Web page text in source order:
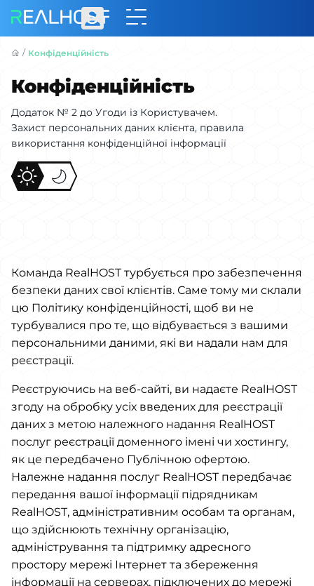
/ Конфіденційність
Конфіденційність
Додаток № 2 до Угоди із Користувачем.
Захист персональних даних клієнта, правила
використання конфіденційної інформації
Команда RealHOST турбується про забезпечення
безпеки даних свої клієнтів. Саме тому ми склали
цю Політику конфіденційності, щоб ви не
турбувалися про те, що відбувається з вашими
персональними даними, які ви надали нам для
реєстрації.
Реєструючись на веб-сайті, ви надаєте RealHOST
згоду на обробку усіх введених для реєстрації
даних з метою належного надання RealHOST
послуг реєстрації доменного імені чи хостингу,
як це передбачено Публічною офертою.
Належне надання послуг RealHOST передбачає
передання вашої інформації підрядникам
RealHOST, адміністративним особам та органам,
що здійснюють технічну організацію,
адміністрування та підтримку адресного
простору мережі Інтернет та збереження
інформації на серверах, підключених до мережі